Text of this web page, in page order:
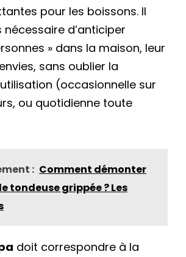
pour les boissons. Il
d’anticiper
» dans la maison, leur
sans oublier la
(occasionnelle sur
ou quotidienne toute
: Comment démonter
tondeuse grippée ? Les
doit correspondre à la